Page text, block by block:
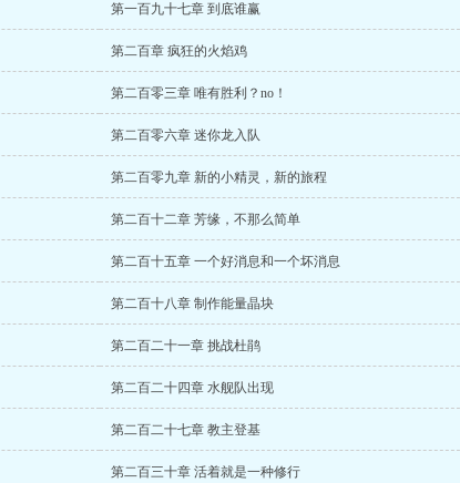
第一百九十七章 到底谁赢
第二百章 疯狂的火焰鸡
第二百零三章 唯有胜利？no！
第二百零六章 迷你龙入队
第二百零九章 新的小精灵，新的旅程
第二百十二章 芳缘，不那么简单
第二百十五章 一个好消息和一个坏消息
第二百十八章 制作能量晶块
第二百二十一章 挑战杜鹃
第二百二十四章 水舰队出现
第二百二十七章 教主登基
第二百三十章 活着就是一种修行